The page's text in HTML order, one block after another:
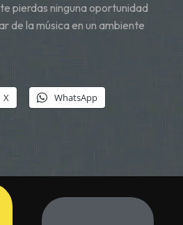
pierdas ninguna oportunidad
de la música en un ambiente
X WhatsApp